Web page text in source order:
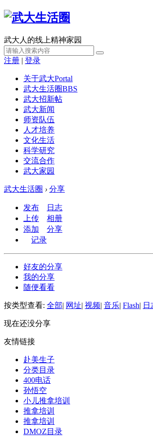
武大人的线上精神家园
注册 | 登录
关于武大Portal
武大生活圈BBS
武大招新帖
武大新闻
师资队伍
人才培养
文化生活
科学研究
交流合作
武大家园
武大生活圈 › 分享
发布
日志
上传
相册
添加
分享
记录
好友的分享
我的分享
随便看看
按类型查看: 全部| 网址| 视频| 音乐| Flash| 日
现在还没分享
友情链接
赴美生子
分类目录
400电话
孙悟空
小儿推拿培训
推拿培训
推拿培训
DMOZ目录